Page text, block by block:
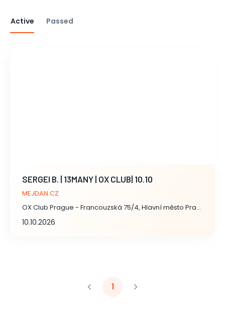
Active Passed
SERGEI B. | 13MANY | OX CLUB| 10.10
MEJDAN.CZ
OX Club Prague - Francouzská 75/4, Hlavní město Praha
10.10.2026
1